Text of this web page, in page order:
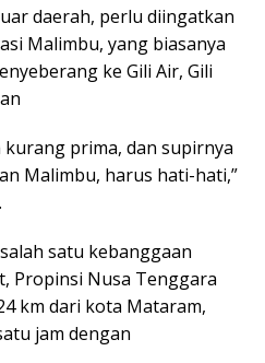
daerah, perlu diingatkan
Malimbu, yang biasanya
ke Gili Air, Gili
kurang prima, dan supirnya
Malimbu, harus hati-hati,”
satu kebanggaan
Propinsi Nusa Tenggara
km dari kota Mataram,
jam dengan